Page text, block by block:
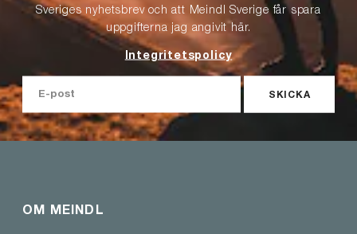
Sveriges nyhetsbrev och att Meindl Sverige får spara
uppgifterna jag angivit här.
Integritetspolicy
SKICKA
OM MEINDL